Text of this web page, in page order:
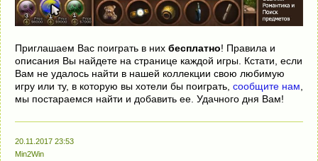
Приглашаем Вас поиграть в них бесплатно! Правила и
описания Вы найдете на странице каждой игры. Кстати, если
Вам не удалось найти в нашей коллекции свою любимую
игру или ту, в которую вы хотели бы поиграть, сообщите нам,
мы постараемся найти и добавить ее. Удачного дня Вам!
20.11.2017 23:53
Min2Win